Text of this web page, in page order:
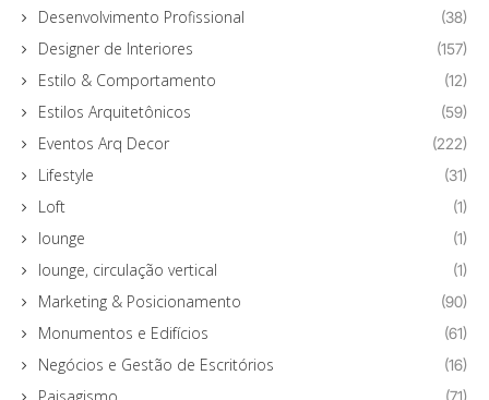
Desenvolvimento Profissional (38)
Designer de Interiores (157)
Estilo & Comportamento (12)
Estilos Arquitetônicos (59)
Eventos Arq Decor (222)
Lifestyle (31)
Loft (1)
lounge (1)
lounge, circulação vertical (1)
Marketing & Posicionamento (90)
Monumentos e Edifícios (61)
Negócios e Gestão de Escritórios (16)
(71)